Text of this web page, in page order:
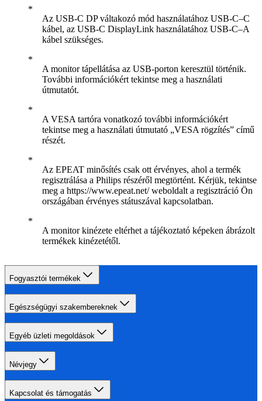
Az USB-C DP váltakozó mód használatához USB-C–C
kábel, az USB-C DisplayLink használatához USB-C–A
kábel szükséges.
A monitor tápellátása az USB-porton keresztül történik.
További információkért tekintse meg a használati
útmutatót.
A VESA tartóra vonatkozó további információkért
tekintse meg a használati útmutató „VESA rögzítés” című
részét.
Az EPEAT minősítés csak ott érvényes, ahol a termék
regisztrálása a Philips részéről megtörtént. Kérjük, tekintse
meg a https://www.epeat.net/ weboldalt a regisztráció Ön
országában érvényes státuszával kapcsolatban.
A monitor kinézete eltérhet a tájékoztató képeken ábrázolt
termékek kinézetétől.
Fogyasztói termékek
Egészségügyi szakembereknek
Egyéb üzleti megoldások
Névjegy
Kapcsolat és támogatás